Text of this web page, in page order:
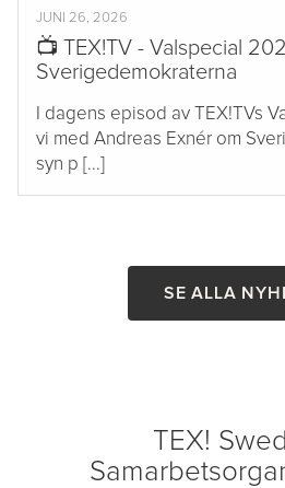
JUNI 26, 2026
📺 TEX!TV - Valspecial
Sverigedemokraterna
I dagens episod av TEX!TVs
vi med Andreas Exnér om
syn p [...]
SE ALLA
TEX!